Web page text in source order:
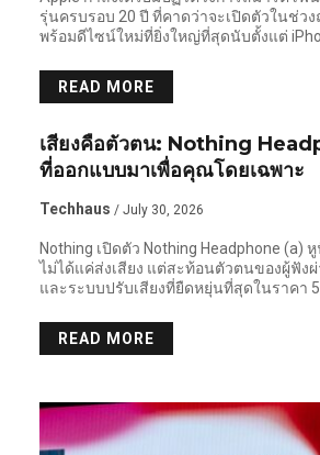
รุ่นครบรอบ 20 ปี ที่คาดว่าจะเปิดตัวในช่วง
พร้อมดีไซน์ใหม่ที่ยิ่งใหญ่ที่สุดนับตั้งแต่
READ MORE
NEWS PR
เสียงคือตัวตน: Nothing
ที่ออกแบบมาเพื่อคุณโดยเฉพาะ
Techhaus / July 30, 2026
Nothing เปิดตัว Nothing Headphone (a)
ไม่ได้แค่ส่งเสียง แต่สะท้อนตัวตนของผู้ฟัง
และระบบปรับเสียงที่ยืดหยุ่นที่สุดในราคา
READ MORE